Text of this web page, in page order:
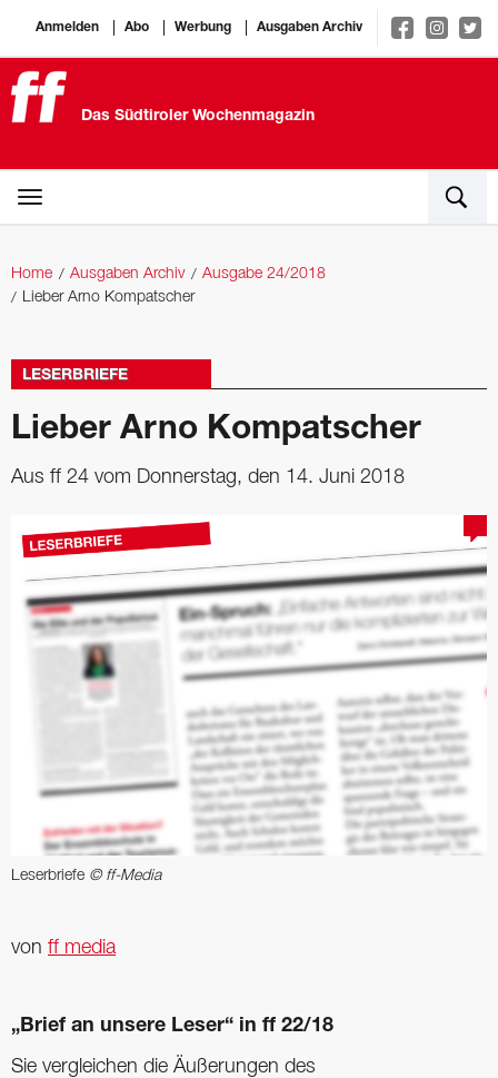
Anmelden Abo Werbung Ausgaben Archiv
Das Südtiroler Wochenmagazin
Home Ausgaben Archiv
Ausgabe 24/2018
Lieber Arno Kompatscher
LESERBRIEFE
Lieber Arno Kompatscher
Aus ff 24 vom Donnerstag, den 14. Juni 2018
Leserbriefe © ff-Media
von ff media
„Brief an unsere Leser“ in ff 22/18
Sie vergleichen die Äußerungen des